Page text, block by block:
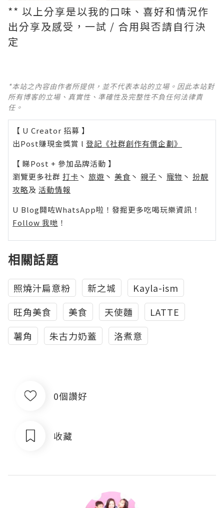
** 以上分享是以我的口味、喜好和情況作
出分享及感受，一試 / 合用與否請自行決
定
*本站之內容由作者所提供，並不代表本站的立場。因此本站對
所有博客的立場、真實性、準確性及完整性不負任何法律責
任。
【 U Creator 招募 】
出Post賺現金獎賞 l 登記《社群創作有價企劃》
【 睇Post + 參加品牌活動 】
瀏覽更多社群 打卡 丶 旅遊 丶 美食 丶 親子 丶 寵物 丶 扮靚
攻略及 活動情報
U Blog開咗WhatsApp啦！發掘更多吃喝玩樂資訊！
Follow 我哋 ！
相關話題
照燒汁扁意粉 新之城
Kayla-ism
旺角美食
美食 天使麵
LATTE
薯角
朱古力奶蓋 洛煮意
0個讚好
收藏